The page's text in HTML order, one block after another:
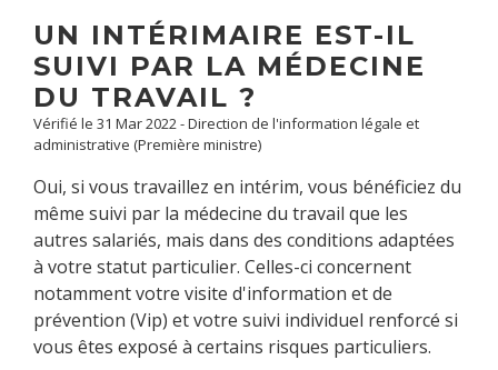
UN INTÉRIMAIRE EST-IL
SUIVI PAR LA MÉDECINE
DU TRAVAIL ?
Vérifié le 31 Mar 2022 - Direction de l'information légale et
administrative (Première ministre)
Oui, si vous travaillez en intérim, vous bénéficiez du
même suivi par la médecine du travail que les
autres salariés, mais dans des conditions adaptées
à votre statut particulier. Celles-ci concernent
notamment votre visite d'information et de
prévention (Vip) et votre suivi individuel renforcé si
vous êtes exposé à certains risques particuliers.